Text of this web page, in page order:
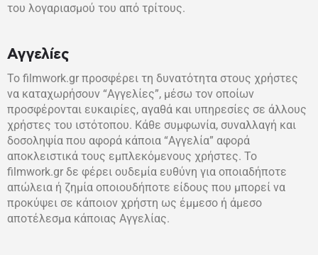
του λογαριασμού του από τρίτους.
Αγγελίες
Το filmwork.gr προσφέρει τη δυνατότητα στους χρήστες
να καταχωρήσουν “Αγγελίες”, μέσω τον οποίων
προσφέρονται ευκαιρίες, αγαθά και υπηρεσίες σε άλλους
χρήστες του ιστότοπου. Κάθε συμφωνία, συναλλαγή και
δοσοληψία που αφορά κάποια “Αγγελία” αφορά
αποκλειστικά τους εμπλεκόμενους χρήστες. Το
filmwork.gr δε φέρει ουδεμία ευθύνη για οποιαδήποτε
απώλεια ή ζημία οποιουδήποτε είδους που μπορεί να
προκύψει σε κάποιον χρήστη ως έμμεσο ή άμεσο
αποτέλεσμα κάποιας Αγγελίας.